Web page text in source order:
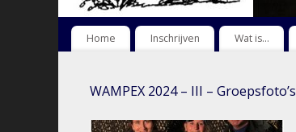
Home Inschrijven Wat is…
WAMPEX 2024 – III – Groepsfoto’s